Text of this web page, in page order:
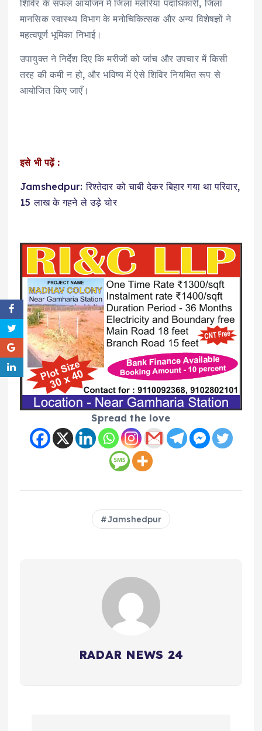
शिविर के सफल आयोजन में जिला मलेरिया पदाधिकारी, जिला
मानसिक स्वास्थ्य विभाग के मनोचिकित्सक और अन्य विशेषज्ञों ने
महत्वपूर्ण भूमिका निभाई।
उपायुक्त ने निर्देश दिए कि मरीजों को जांच और उपचार में किसी
तरह की कमी न हो, और भविष्य में ऐसे शिविर नियमित रूप से
आयोजित किए जाएँ।
इसे भी पढ़ें :
Jamshedpur: रिश्तेदार को चाबी देकर बिहार गया था परिवार,
15 लाख के गहने ले उड़े चोर
Spread the love
Jamshedpur
RADAR NEWS 24